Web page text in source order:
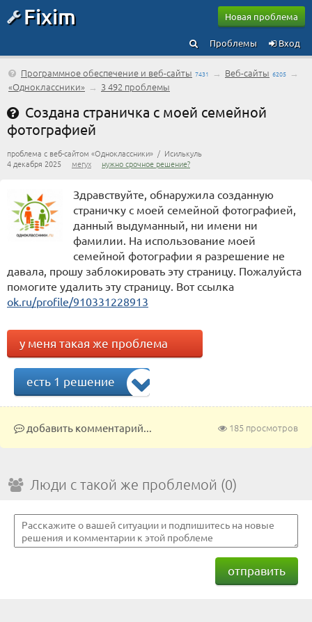
Fixim Новая проблема
Вход
Проблемы
Программное обеспечение и веб-сайты 7431 → Веб-сайты 6205 →
«Одноклассники» → 3 492 проблемы
Создана страничка с моей семейной
фотографией
проблема с веб-сайтом «Одноклассники» / Исилькуль
4 декабря 2025 мегух нужно срочное решение?
Здравствуйте, обнаружила созданную
страничку с моей семейной фотографией,
данный выдуманный, ни имени ни
фамилии. На использование моей
семейной фотографии я разрешение не
давала, прошу заблокировать эту страницу. Пожалуйста
помогите удалить эту страницу. Вот ссылка
ok.ru/profile/910331228913
у меня такая же проблема
есть 1 решение
185 просмотров
добавить комментарий...
Люди с такой же проблемой (0)
отправить